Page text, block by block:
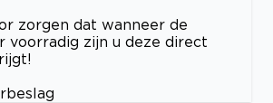
zorgen dat wanneer de
voorradig zijn u deze direct